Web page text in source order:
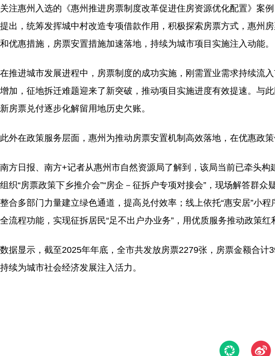
关注惠州入选的《惠州推进房票制度改革促进住房资源优化配置》案
提出，统筹发挥城中村改造专项借款作用，积极探索房票方式，惠州
和优惠措施，房票安置措施加速落地，持续为城市项目实施注入动能。
在推进城市发展进程中，房票制度的成功实施，刚需置业需求持续流
增加，征地拆迁难题迎来了新突破，推动项目实施进度有效提速。与
新房票兑付逐步化解留用地历史欠账。
此外在政策服务层面，惠州为推动房票安置机制高效落地，在优惠政
南方日报、南方+记者从惠州市自然资源局了解到，该局当前已牵头
组织“房票政策下乡推介会”“房企－征拆户专项对接会”，现场解答群众
整合多部门力量建立绿色通道，提高兑付效率；线上依托“惠安居”小
全流程功能，实现征拆居民“足不出户办业务”，用优质服务推动政策红
数据显示，截至2025年年底，全市共发放房票2279张，房票金额合计
持续为城市社会经济发展注入活力。